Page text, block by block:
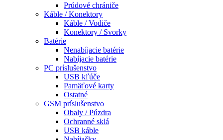
Prúdové chrániče
Káble / Konektory
Káble / Vodiče
Konektory / Svorky
Batérie
Nenabíjacie batérie
Nabíjacie batérie
PC príslušenstvo
USB kľúče
Pamäťové karty
Ostatné
GSM príslušenstvo
Obaly / Púzdra
Ochranné sklá
USB káble